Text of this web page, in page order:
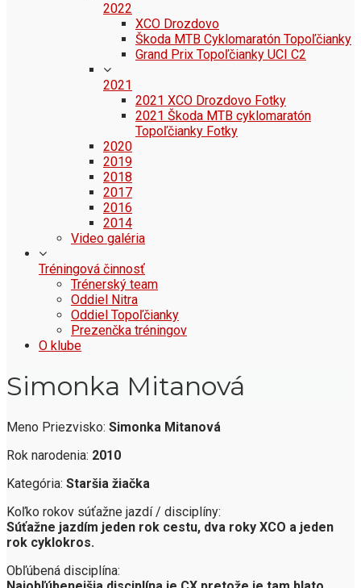
2022
XCO Drozdovo
Škoda MTB Cyklomaratón Topoľčianky
Grand Prix Topoľčianky UCI C2
2021
2021 XCO Drozdovo Fotky
2021 Škoda MTB cyklomaratón
Topoľčianky Fotky
2020
2019
2018
2017
2016
2014
Video galéria
Tréningová činnosť
Trénerský team
Oddiel Nitra
Oddiel Topoľčianky
Prezenčka tréningov
O klube
Simonka Mitanová
Meno Priezvisko: Simonka Mitanová
Rok narodenia: 2010
Kategória: Staršia žiačka
Koľko rokov súťažne jazdí / disciplíny:
Súťažne jazdím jeden rok cestu, dva roky XCO a jeden
rok cyklokros.
Obľúbená disciplína: